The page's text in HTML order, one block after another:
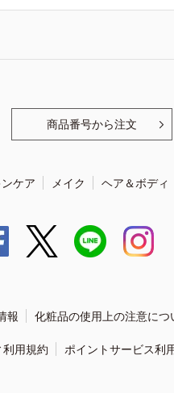
商品番号から注文
ケア メイク ヘア＆ボディ
報 化粧品の使用上の注意につ
用規約 ポイントサービス利